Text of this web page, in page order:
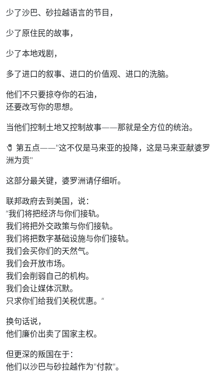
少了沙巴、砂拉越语言的节目，
少了原住民的故事，
少了本地戏剧，
多了进口的叙事、进口的价值观、进口的洗脑。
他们不只要掠夺你的石油，
还要改写你的思想。
当他们控制土地又控制故事——那就是全方位的统治。
🧷 第五点——"这不仅是马来亚的投降，这是马来亚献婆罗
洲为贡"
这部分最关键，婆罗洲请仔细听。
联邦政府去到美国，说：
“我们将把经济与你们接轨。
我们将把外交政策与你们接轨。
我们将把数字基础设施与你们接轨。
我们会买你们的天然气。
我们会开放市场。
我们会削弱自己的机构。
我们会让媒体沉默。
只求你们给我们关税优惠。“
换句话说，
他们廉价出卖了国家主权。
但更深的叛国在于：
他们以沙巴与砂拉越作为"付款"。